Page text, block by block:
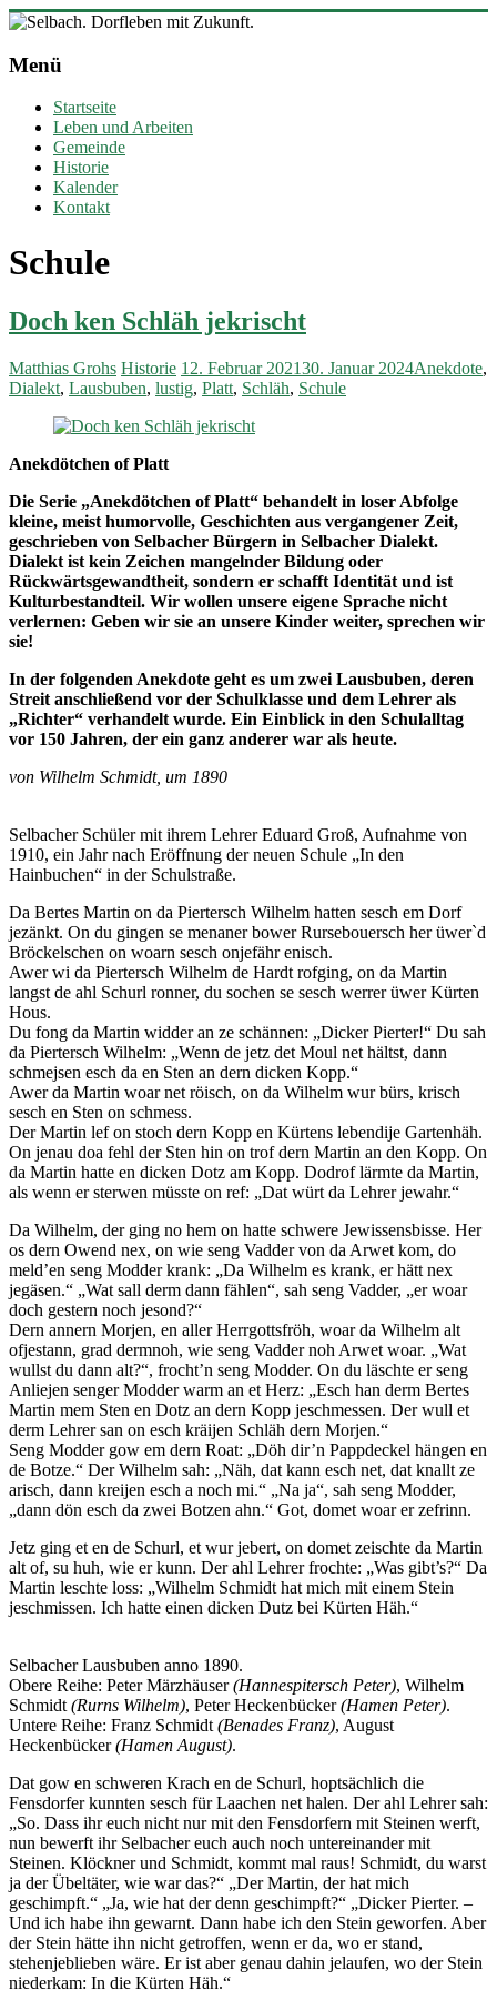
Zum
springen
Dorfleben
Zukunft.
Ortsgemeinde
Selbach
(Sieg)
Menü
Startseite
Leben und Arbeiten
Gemeinde
Historie
Kalender
Kontakt
Schule
Doch ken Schläh jekrischt
Matthias Grohs Historie 12. Februar 202130. Januar 2024Anekdote,
Dialekt, Lausbuben, lustig, Platt, Schläh, Schule
Anekdötchen of Platt
Die Serie „Anekdötchen of Platt“ behandelt in loser Abfolge
kleine, meist humorvolle, Geschichten aus vergangener Zeit,
geschrieben von Selbacher Bürgern in Selbacher Dialekt.
Dialekt ist kein Zeichen mangelnder Bildung oder
Rückwärtsgewandtheit, sondern er schafft Identität und ist
Kulturbestandteil. Wir wollen unsere eigene Sprache nicht
verlernen: Geben wir sie an unsere Kinder weiter, sprechen wir
sie!
In der folgenden Anekdote geht es um zwei Lausbuben, deren
Streit anschließend vor der Schulklasse und dem Lehrer als
„Richter“ verhandelt wurde. Ein Einblick in den Schulalltag
vor 150 Jahren, der ein ganz anderer war als heute.
von Wilhelm Schmidt, um 1890
Selbacher Schüler mit ihrem Lehrer Eduard Groß, Aufnahme von
1910, ein Jahr nach Eröffnung der neuen Schule „In den
Hainbuchen“ in der Schulstraße.
Da Bertes Martin on da Piertersch Wilhelm hatten sesch em Dorf
jezänkt. On du gingen se menaner bower Rursebouersch her üwer`d
Bröckelschen on woarn sesch onjefähr enisch.
Awer wi da Piertersch Wilhelm de Hardt rofging, on da Martin
langst de ahl Schurl ronner, du sochen se sesch werrer üwer Kürten
Hous.
Du fong da Martin widder an ze schännen: „Dicker Pierter!“ Du sah
da Piertersch Wilhelm: „Wenn de jetz det Moul net hältst, dann
schmejsen esch da en Sten an dern dicken Kopp.“
Awer da Martin woar net röisch, on da Wilhelm wur bürs, krisch
sesch en Sten on schmess.
Der Martin lef on stoch dern Kopp en Kürtens lebendije Gartenhäh.
On jenau doa fehl der Sten hin on trof dern Martin an den Kopp. On
da Martin hatte en dicken Dotz am Kopp. Dodrof lärmte da Martin,
als wenn er sterwen müsste on ref: „Dat würt da Lehrer jewahr.“
Da Wilhelm, der ging no hem on hatte schwere Jewissensbisse. Her
os dern Owend nex, on wie seng Vadder von da Arwet kom, do
meld’en seng Modder krank: „Da Wilhelm es krank, er hätt nex
jegäsen.“ „Wat sall derm dann fählen“, sah seng Vadder, „er woar
doch gestern noch jesond?“
Dern annern Morjen, en aller Herrgottsfröh, woar da Wilhelm alt
ofjestann, grad dermnoh, wie seng Vadder noh Arwet woar. „Wat
wullst du dann alt?“, frocht’n seng Modder. On du läschte er seng
Anliejen senger Modder warm an et Herz: „Esch han derm Bertes
Martin mem Sten en Dotz an dern Kopp jeschmessen. Der wull et
derm Lehrer san on esch kräijen Schläh dern Morjen.“
Seng Modder gow em dern Roat: „Döh dir’n Pappdeckel hängen en
de Botze.“ Der Wilhelm sah: „Näh, dat kann esch net, dat knallt ze
arisch, dann kreijen esch a noch mi.“ „Na ja“, sah seng Modder,
„dann dön esch da zwei Botzen ahn.“ Got, domet woar er zefrinn.
Jetz ging et en de Schurl, et wur jebert, on domet zeischte da Martin
alt of, su huh, wie er kunn. Der ahl Lehrer frochte: „Was gibt’s?“ Da
Martin leschte loss: „Wilhelm Schmidt hat mich mit einem Stein
jeschmissen. Ich hatte einen dicken Dutz bei Kürten Häh.“
Selbacher Lausbuben anno 1890.
Obere Reihe: Peter Märzhäuser(Hannespitersch Peter), Wilhelm
Schmidt (Rurns Wilhelm), Peter Heckenbücker(Hamen Peter).
Untere Reihe: Franz Schmidt (Benades Franz), August
Heckenbücker(Hamen August).
Dat gow en schweren Krach en de Schurl, hoptsächlich die
Fensdorfer kunnten sesch für Laachen net halen. Der ahl Lehrer sah:
„So. Dass ihr euch nicht nur mit den Fensdorfern mit Steinen werft,
nun bewerft ihr Selbacher euch auch noch untereinander mit
Steinen. Klöckner und Schmidt, kommt mal raus! Schmidt, du warst
ja der Übeltäter, wie war das?“ „Der Martin, der hat mich
geschimpft.“ „Ja, wie hat der denn geschimpft?“ „Dicker Pierter. –
Und ich habe ihn gewarnt. Dann habe ich den Stein geworfen. Aber
der Stein hätte ihn nicht getroffen, wenn er da, wo er stand,
stehenjeblieben wäre. Er ist aber genau dahin jelaufen, wo der Stein
niederkam: In die Kürten Häh.“